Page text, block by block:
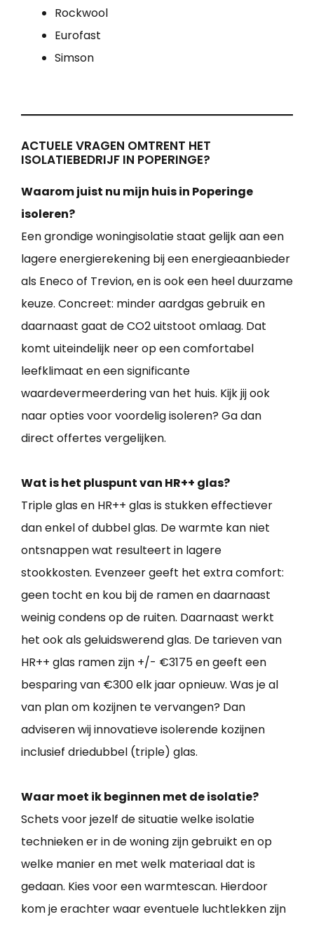
Rockwool
Eurofast
Simson
ACTUELE VRAGEN OMTRENT HET
ISOLATIEBEDRIJF IN POPERINGE?
Waarom juist nu mijn huis in Poperinge
isoleren?
Een grondige woningisolatie staat gelijk aan een
lagere energierekening bij een energieaanbieder
als Eneco of Trevion, en is ook een heel duurzame
keuze. Concreet: minder aardgas gebruik en
daarnaast gaat de CO2 uitstoot omlaag. Dat
komt uiteindelijk neer op een comfortabel
leefklimaat en een significante
waardevermeerdering van het huis. Kijk jij ook
naar opties voor voordelig isoleren? Ga dan
direct offertes vergelijken.
Wat is het pluspunt van HR++ glas?
Triple glas en HR++ glas is stukken effectiever
dan enkel of dubbel glas. De warmte kan niet
ontsnappen wat resulteert in lagere
stookkosten. Evenzeer geeft het extra comfort:
geen tocht en kou bij de ramen en daarnaast
weinig condens op de ruiten. Daarnaast werkt
het ook als geluidswerend glas. De tarieven van
HR++ glas ramen zijn +/- €3175 en geeft een
besparing van €300 elk jaar opnieuw. Was je al
van plan om kozijnen te vervangen? Dan
adviseren wij innovatieve isolerende kozijnen
inclusief driedubbel (triple) glas.
Waar moet ik beginnen met de isolatie?
Schets voor jezelf de situatie welke isolatie
technieken er in de woning zijn gebruikt en op
welke manier en met welk materiaal dat is
gedaan. Kies voor een warmtescan. Hierdoor
kom je erachter waar eventuele luchtlekken zijn